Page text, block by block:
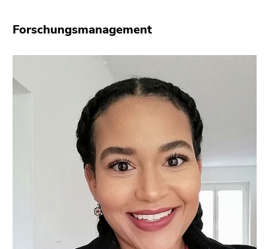
Forschungsmanagement